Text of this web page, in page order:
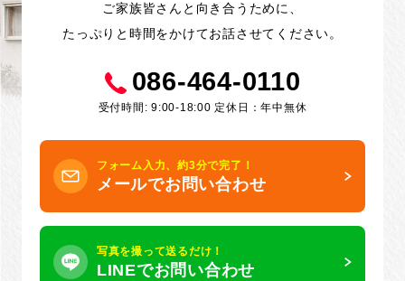
ご家族皆さんと向き合うために、
たっぷりと時間をかけてお話させてください。
086-464-0110
受付時間: 9:00-18:00 定休日：年中無休
フォーム入力、約3分で完了！
メールでお問い合わせ
写真を撮って送るだけ！
LINEでお問い合わせ